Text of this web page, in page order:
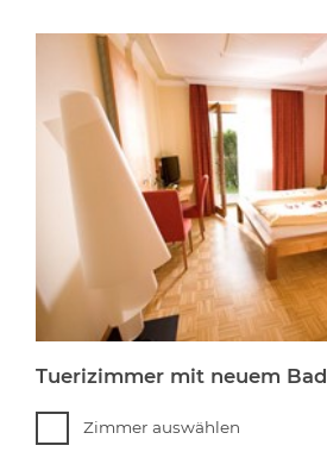
Tuerizimmer mit neuem Bad
Zimmer auswählen